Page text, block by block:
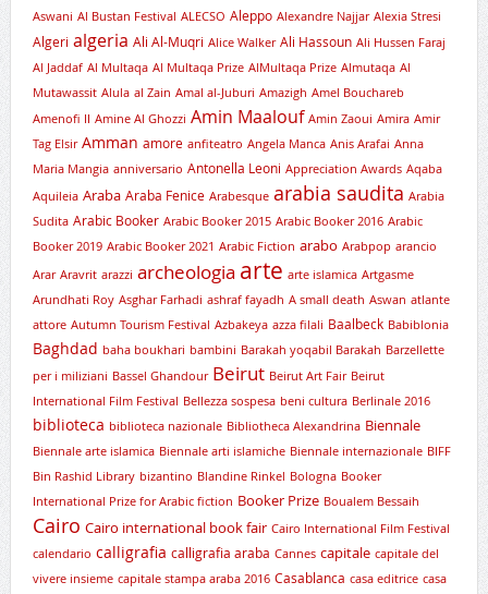
Aswani Al Bustan Festival ALECSO Aleppo Alexandre Najjar Alexia Stresi
Algeri algeria Ali Al-Muqri Alice Walker Ali Hassoun Ali Hussen Faraj
Al Jaddaf Al Multaqa Al Multaqa Prize AlMultaqa Prize Almutaqa Al
Mutawassit Alula al Zain Amal al-Juburi Amazigh Amel Bouchareb
Amenofi II Amine Al Ghozzi Amin Maalouf Amin Zaoui Amira Amir
Tag Elsir Amman amore anfiteatro Angela Manca Anis Arafai Anna
Maria Mangia anniversario Antonella Leoni Appreciation Awards Aqaba
Aquileia Araba Araba Fenice Arabesque arabia saudita Arabia
Sudita Arabic Booker Arabic Booker 2015 Arabic Booker 2016 Arabic
Booker 2019 Arabic Booker 2021 Arabic Fiction arabo Arabpop arancio
Arar Aravrit arazzi archeologia arte arte islamica Artgasme
Arundhati Roy Asghar Farhadi ashraf fayadh A small death Aswan atlante
attore Autumn Tourism Festival Azbakeya azza filali Baalbeck Babiblonia
Baghdad baha boukhari bambini Barakah yoqabil Barakah Barzellette
per i miliziani Bassel Ghandour Beirut Beirut Art Fair Beirut
International Film Festival Bellezza sospesa beni cultura Berlinale 2016
biblioteca biblioteca nazionale Bibliotheca Alexandrina Biennale
Biennale arte islamica Biennale arti islamiche Biennale internazionale BIFF
Bin Rashid Library bizantino Blandine Rinkel Bologna Booker
International Prize for Arabic fiction Booker Prize Boualem Bessaih
Cairo Cairo international book fair Cairo International Film Festival
calendario calligrafia calligrafia araba Cannes capitale capitale del
vivere insieme capitale stampa araba 2016 Casablanca casa editrice casa